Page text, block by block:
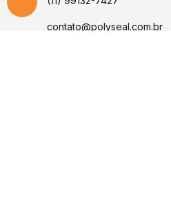
contato@polyseal.com.br